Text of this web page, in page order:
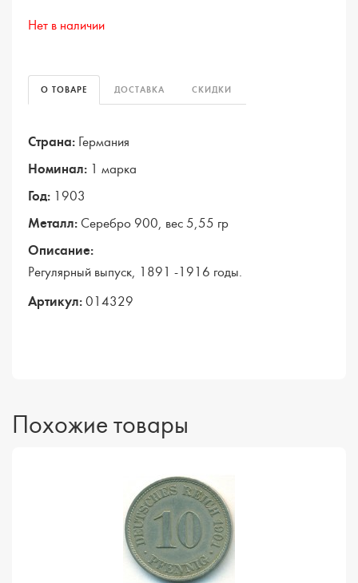
Нет в наличии
О ТОВАРЕ ДОСТАВКА СКИДКИ
Страна: Германия
Номинал: 1 марка
Год: 1903
Металл: Серебро 900, вес 5,55 гр
Описание:
Регулярный выпуск, 1891 -1916 годы.
Артикул: 014329
Похожие товары